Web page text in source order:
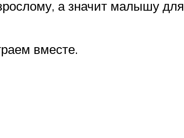
а значит малышу для
вместе.